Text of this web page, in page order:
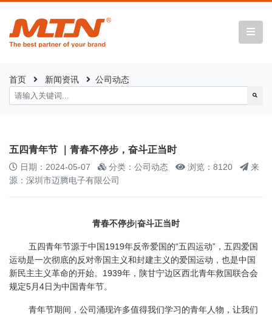
首页 新闻资讯 公司动态
五四青年节 ｜青春不停步，奋斗正当时
日期：2024-05-07 分类：公司动态 浏览：8120
来
源：深圳市迈腾电子有限公司
青春不停步|奋斗正当时
五四青年节源于中国1919年反帝爱国的“五四运动”，五四爱国
运动是一次彻底的反对帝国主义和封建主义的爱国运动，也是中国
新民主主义革命的开始。1939年，陕甘宁边区西北青年救国联合会
规定5月4日为中国青年节。
青年节期间，公司涌现许多值得我们学习的青年人物，让我们